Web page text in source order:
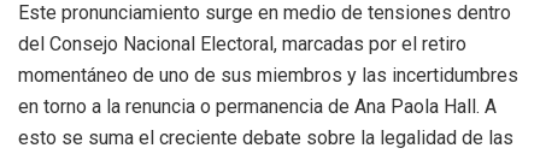
Este pronunciamiento surge en medio de tensiones dentro
del Consejo Nacional Electoral, marcadas por el retiro
momentáneo de uno de sus miembros y las incertidumbres
en torno a la renuncia o permanencia de Ana Paola Hall. A
esto se suma el creciente debate sobre la legalidad de las